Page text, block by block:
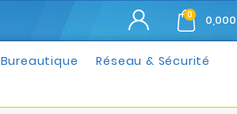
0
Bureautique Réseau & Sécurité